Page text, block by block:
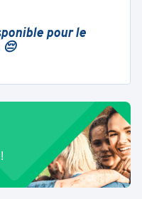
pour le
😔